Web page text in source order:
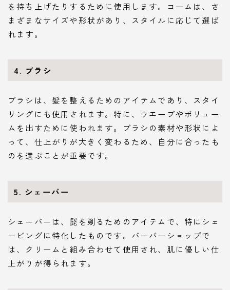
を持ち上げたりするために使用します。コームは、さ
まざまなサイズや形状があり、スタイルに応じて選ば
れます。
4. ブラシ
ブラシは、髪を整えるためのアイテムであり、スタイ
リングにも使用されます。特に、ウエーブやボリュー
ムを出すために使われます。ブラシの素材や形状によ
って、仕上がりが大きく変わるため、自分に合ったも
のを選ぶことが重要です。
5. シェーバー
シェーバーは、髭を剃るためのアイテムで、特にシェ
ービングに特化したものです。バーバーショップで
は、クリームと組み合わせて使用され、肌に優しい仕
上がりが得られます。